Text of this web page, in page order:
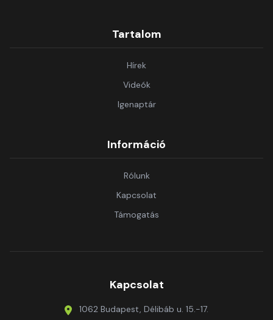
Tartalom
Hírek
Videók
Igenaptár
Információ
Rólunk
Kapcsolat
Támogatás
Kapcsolat
1062 Budapest, Délibáb u. 15.-17.